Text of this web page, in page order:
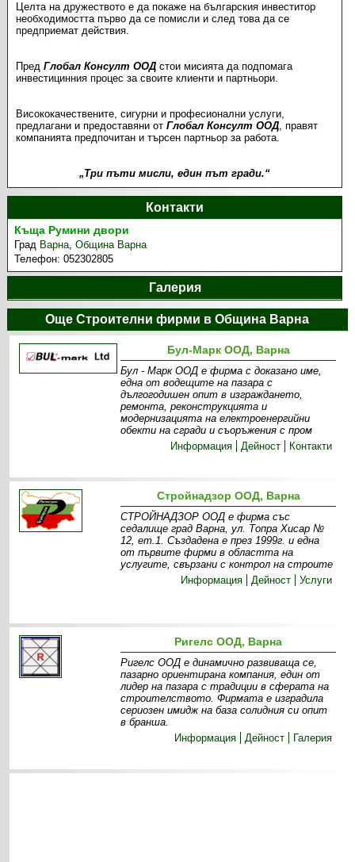
Целта на дружеството е да покаже на българския инвеститор
необходимостта първо да се помисли и след това да се
предприемат действия.
Пред Глобал Консулт ООД стои мисията да подпомага
инвестицинния процес за своите клиенти и партньори.
Висококачествените, сигурни и професионални услуги,
предлагани и предоставяни отГлобал Консулт ООД, правят
компанията предпочитан и търсен партньор за работа.
„Три пъти мисли, един път гради.“
Контакти
Къща Румини двори
Град Варна,Община Варна
Телефон:052302805
Галерия
Още Строителни фирми в Община Варна
Бул-Марк ООД, Варна
Бул - Марк ООД е фирма с доказано име,
една от водещите на пазара с
дългогодишен опит в изграждането,
ремонта, реконструкцията и
модернизацията на електроенергийни
обекти на сгради и съоръжения с пром
Информация
Дейност Контакти
Стройнадзор ООД, Варна
СТРОЙНАДЗОР ООД е фирма със
седалище град Варна, ул. Топра Хисар №
12, ет.1. Създадена е през 1999г. и една
от първите фирми в областта на
услугите, свързани с контрол на строите
Информация
Дейност Услуги
Ригелс ООД, Варна
Ригелс ООД е динамично развиваща се,
пазарно ориентирана компания, един от
лидер на пазара с традиции в сферата на
строителството. Фирмата е изградила
сериозен имидж на база солидния си опит
в бранша.
Информация
Дейност Галерия